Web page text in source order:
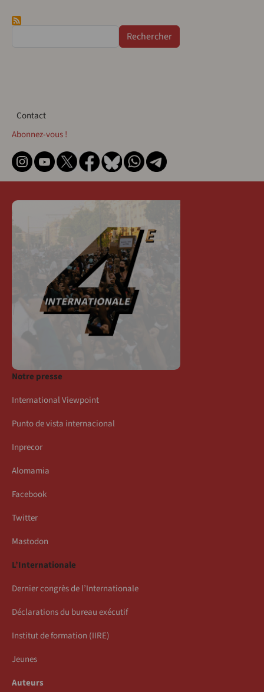
Contact
Contact
Abonnez-vous !
Notre presse
International Viewpoint
Punto de vista internacional
Inprecor
Alomamia
Facebook
Twitter
Mastodon
L’Internationale
Dernier congrès de l’Internationale
Déclarations du bureau exécutif
Institut de formation (IIRE)
Jeunes
Auteurs